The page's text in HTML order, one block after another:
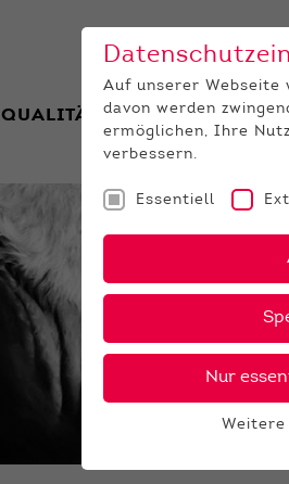
QUALITÄT JUNGZÜCHTER
Auf unserer Webseite
davon werden
ermöglichen, Ihre
verbessern.
Essentiell
Nur